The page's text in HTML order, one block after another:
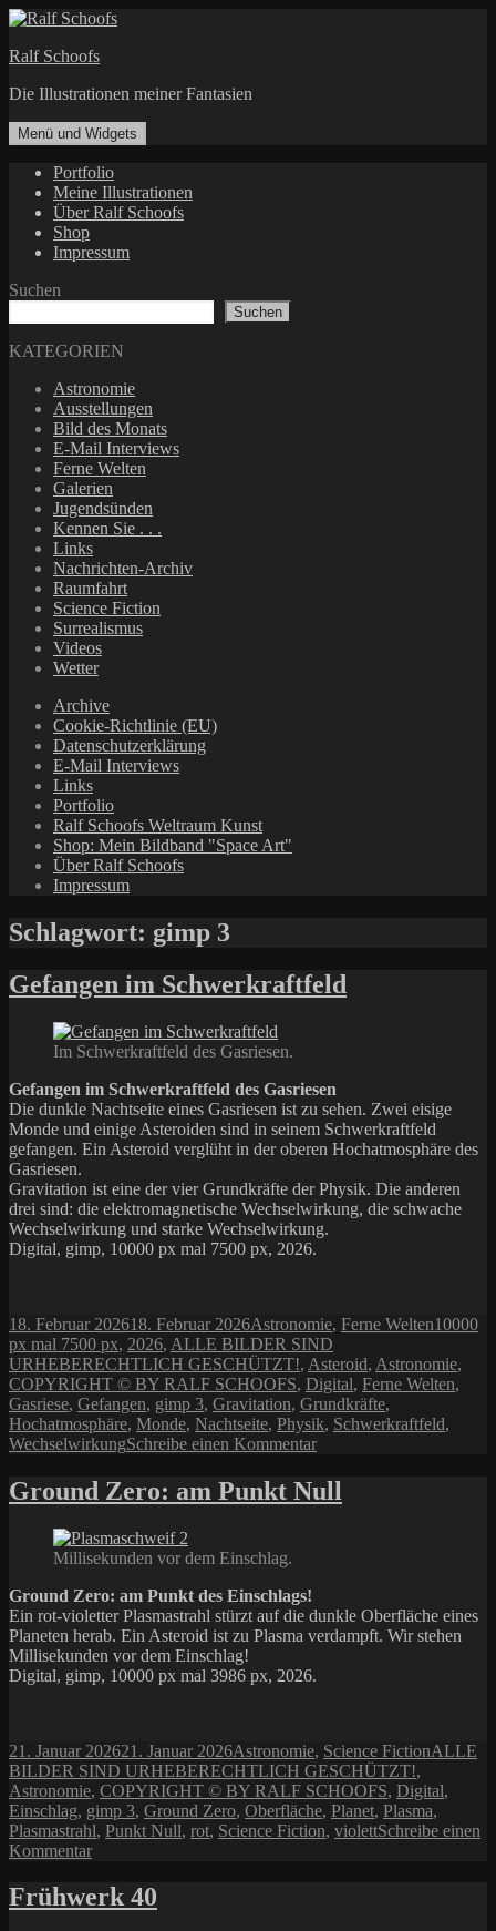
Zum
springen
Ralf Schoofs
Die Illustrationen meiner Fantasien
Menü und Widgets
Portfolio
Meine Illustrationen
Über Ralf Schoofs
Shop
Impressum
Suchen
Suchen
KATEGORIEN
Astronomie
Ausstellungen
Bild des Monats
E-Mail Interviews
Ferne Welten
Galerien
Jugendsünden
Kennen Sie . . .
Links
Nachrichten-Archiv
Raumfahrt
Science Fiction
Surrealismus
Videos
Wetter
Archive
Cookie-Richtlinie (EU)
Datenschutzerklärung
E-Mail Interviews
Links
Portfolio
Ralf Schoofs Weltraum Kunst
Shop: Mein Bildband "Space Art"
Über Ralf Schoofs
Impressum
Schlagwort: gimp 3
Gefangen im Schwerkraftfeld
Im Schwerkraftfeld des Gasriesen.
Gefangen im Schwerkraftfeld des Gasriesen
Die dunkle Nachtseite eines Gasriesen ist zu sehen. Zwei eisige
Monde und einige Asteroiden sind in seinem Schwerkraftfeld
gefangen. Ein Asteroid verglüht in der oberen Hochatmosphäre des
Gasriesen.
Gravitation ist eine der vier Grundkräfte der Physik. Die anderen
drei sind: die elektromagnetische Wechselwirkung, die schwache
Wechselwirkung und starke Wechselwirkung.
Digital, gimp, 10000 px mal 7500 px, 2026.
Veröffentlicht
am
18. Februar 202618. Februar 2026Kategorien
Astronomie, Ferne Welten10000
px mal 7500 px, 2026, ALLE BILDER SIND
URHEBERECHTLICH GESCHÜTZT!, Asteroid, Astronomie,
COPYRIGHT © BY RALF SCHOOFS, Digital, Ferne Welten,
Gasriese, Gefangen, gimp 3, Gravitation, Grundkräfte,
Hochatmosphäre, Monde, Nachtseite, Physik, Schwerkraftfeld,
WechselwirkungSchreibe einen Kommentarzu
im
Schwerkraftfeld
Ground Zero: am Punkt Null
Millisekunden vor dem Einschlag.
Ground Zero: am Punkt des Einschlags!
Ein rot-violetter Plasmastrahl stürzt auf die dunkle Oberfläche eines
Planeten herab. Ein Asteroid ist zu Plasma verdampft. Wir stehen
Millisekunden vor dem Einschlag!
Digital, gimp, 10000 px mal 3986 px, 2026.
Veröffentlicht
am
21. Januar 202621. Januar 2026Kategorien
Astronomie, Science FictionALLE
BILDER SIND URHEBERECHTLICH GESCHÜTZT!,
Astronomie, COPYRIGHT © BY RALF SCHOOFS, Digital,
Einschlag, gimp 3, Ground Zero, Oberfläche, Planet, Plasma,
Plasmastrahl, Punkt Null, rot, Science Fiction, violettSchreibe einen
Kommentarzu
Zero:
am
Frühwerk 40